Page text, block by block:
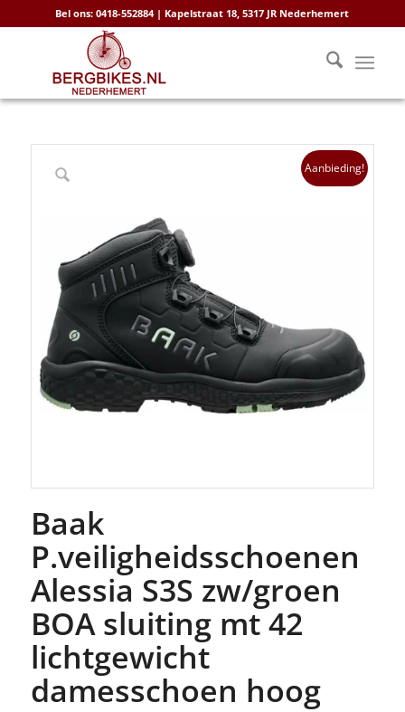
Bel ons: 0418-552884 | Kapelstraat 18, 5317 JR Nederhemert
Aanbieding!
Baak
P.veiligheidsschoenen
Alessia S3S zw/groen
BOA sluiting mt 42
lichtgewicht
damesschoen hoog